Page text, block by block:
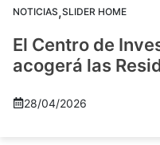
NOTICIAS,SLIDER HOME
El Centro de
acogerá las
28/04/2026